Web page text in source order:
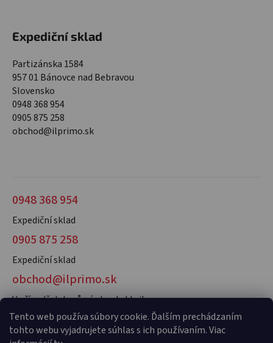
Tento web používa súbory cookie. Ďalším prechádzaním
tohto webu vyjadrujete súhlas s ich používaním. Viac
Expediční sklad
Partizánska 1584
957 01 Bánovce nad Bebravou
Slovensko
0948 368 954
0905 875 258
obchod@ilprimo.sk
0948 368 954
Expediční sklad
0905 875 258
Expediční sklad
obchod@ilprimo.sk
V případě dotazů nás kontaktujte